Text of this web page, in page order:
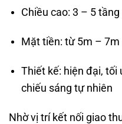
Chiều cao: 3 – 5 tầng
Mặt tiền: từ 5m – 7m
Thiết kế: hiện đại, tối
chiếu sáng tự nhiên
Nhờ vị trí kết nối giao